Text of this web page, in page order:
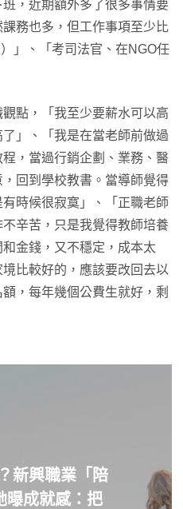
，近期額外多了很多事情要
務也多，但工作事項至少比
」、「考司法官、在NGO任
點，「我至少要薪水可以高
」、「我是在當老師前做過
，當過行銷企劃、業務、醫
回到學校教書。當導師覺得
時候很寂寞」、「正職老師
辛苦，只是我覺得教師培養
金錢，又不穩定，成本太
比較好的，應該要改回去以
，每年幾個公費生就好，剩
新興職業「陪
曝成就感：把